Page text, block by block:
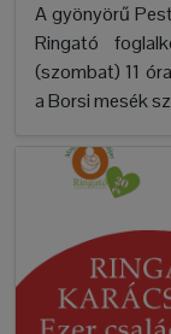
A gyönyörű
Ringató
(szombat) 11
a Borsi mesék